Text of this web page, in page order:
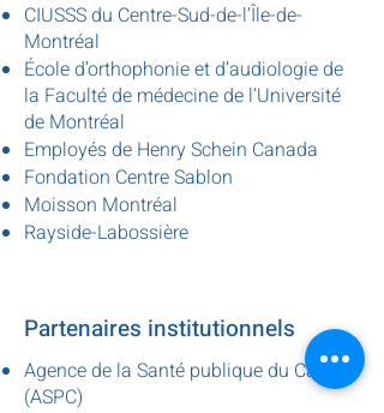
CIUSSS du Centre-Sud-de-l’Île-de-
Montréal
École d’orthophonie et d’audiologie de
la Faculté de médecine de l’Université
de Montréal
Employés de Henry Schein Canada
Fondation Centre Sablon
Moisson Montréal
Rayside-Labossière
Partenaires institutionnels
Agence de la Santé publique du Canada
(ASPC)